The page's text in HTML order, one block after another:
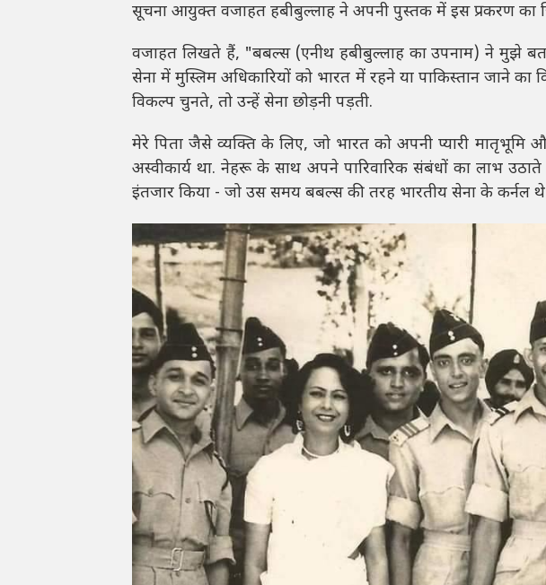
सूचना आयुक्त वजाहत हबीबुल्लाह ने अपनी पुस्तक में इस प्रकरण का
वजाहत लिखते हैं, "बबल्स (एनीथ हबीबुल्लाह का उपनाम) ने मुझे
सेना में मुस्लिम अधिकारियों को भारत में रहने या पाकिस्तान जाने
विकल्प चुनते, तो उन्हें सेना छोड़नी पड़ती.
मेरे पिता जैसे व्यक्ति के लिए, जो भारत को अपनी प्यारी
अस्वीकार्य था. नेहरू के साथ अपने पारिवारिक संबंधों का लाभ
इंतजार किया - जो उस समय बबल्स की तरह भारतीय सेना के कर्नल थे